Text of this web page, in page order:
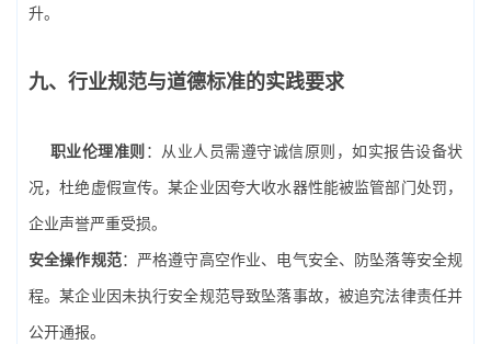
升。
九、行业规范与道德标准的实践要求
职业伦理准则：从业人员需遵守诚信原则，如实报告设备状
况，杜绝虚假宣传。某企业因夸大收水器性能被监管部门处罚，
企业声誉严重受损。
安全操作规范：严格遵守高空作业、电气安全、防坠落等安全规
程。某企业因未执行安全规范导致坠落事故，被追究法律责任并
公开通报。